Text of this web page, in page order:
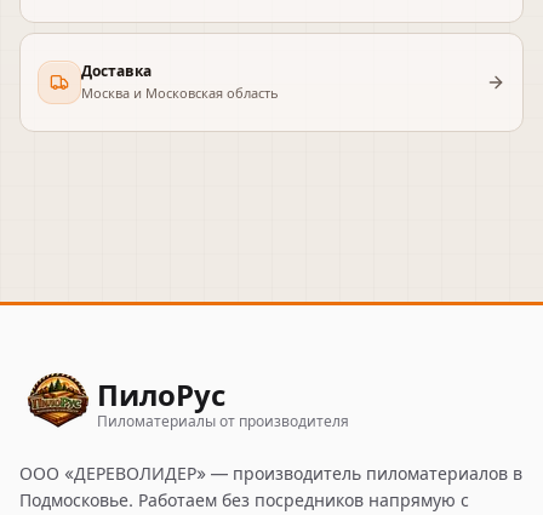
Доставка
Москва и Московская область
ПилоРус
Пиломатериалы от производителя
ООО «ДЕРЕВОЛИДЕР» — производитель пиломатериалов в
Подмосковье. Работаем без посредников напрямую с